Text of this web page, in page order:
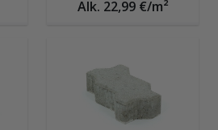
Alk. 22,99 €/m²